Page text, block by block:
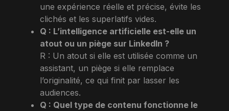
une expérience réelle et précise, évite les
clichés et les superlatifs vides.
Q : L’intelligence artificielle est-elle un
atout ou un piège sur LinkedIn ?
R : Un atout si elle est utilisée comme un
assistant, un piège si elle remplace
l’originalité, ce qui finit par lasser les
audiences.
Q : Quel type de contenu fonctionne le